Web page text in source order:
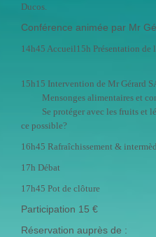
Ducos.
Conférence animée par Mr
14h45 Accueil15h Présentation de
15h15 Intervention de Mr Gérard
Mensonges alimentaires et
Se protéger avec les fruits et
ce possible?
16h45 Rafraîchissement &
17h Débat
17h45 Pot de clôture
Participation 15 €
Réservation auprès de :